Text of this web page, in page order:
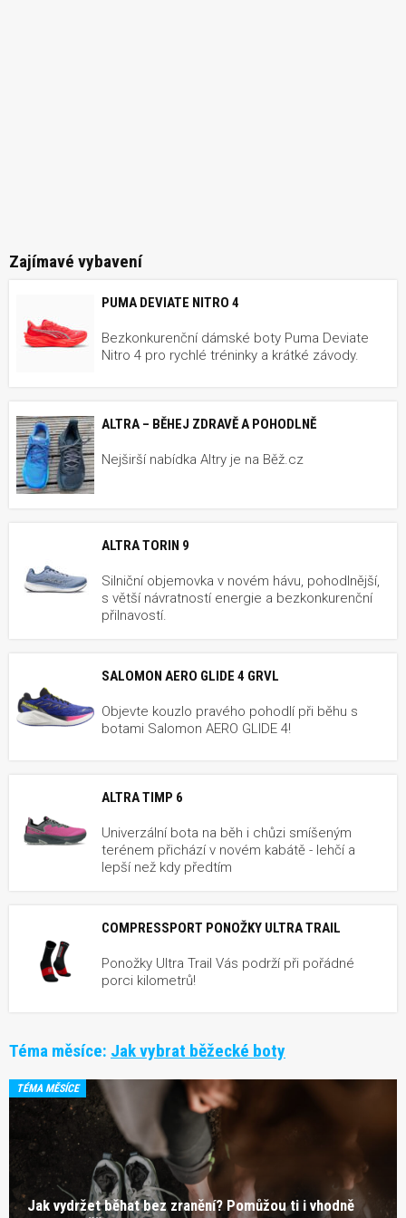
Zajímavé vybavení
PUMA DEVIATE NITRO 4
Bezkonkurenční dámské boty Puma Deviate
Nitro 4 pro rychlé tréninky a krátké závody.
ALTRA – BĚHEJ ZDRAVĚ A POHODLNĚ
Nejširší nabídka Altry je na Běž.cz
ALTRA TORIN 9
Silniční objemovka v novém hávu, pohodlnější,
s větší návratností energie a bezkonkurenční
přilnavostí.
SALOMON AERO GLIDE 4 GRVL
Objevte kouzlo pravého pohodlí při běhu s
botami Salomon AERO GLIDE 4!
ALTRA TIMP 6
Univerzální bota na běh i chůzi smíšeným
terénem přichází v novém kabátě - lehčí a
lepší než kdy předtím
COMPRESSPORT PONOŽKY ULTRA TRAIL
Ponožky Ultra Trail Vás podrží při pořádné
porci kilometrů!
Téma měsíce: Jak vybrat běžecké boty
TÉMA MĚSÍCE
Jak vydržet běhat bez zranění? Pomůžou ti i vhodně